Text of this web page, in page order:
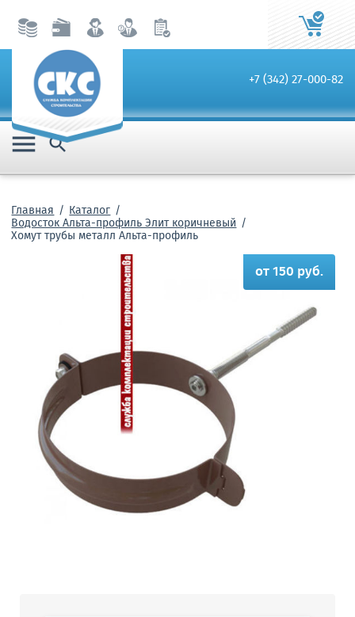
+7 (342) 27-000-82
 
Главная Каталог
Водосток Альта-профиль Элит коричневый
Хомут трубы металл Альта-профиль
от 150 руб.